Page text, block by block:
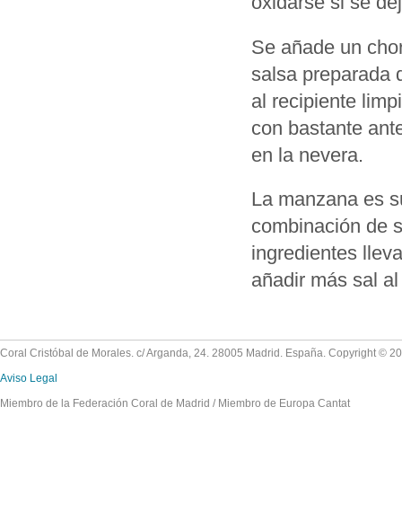
Se añade un
salsa preparada
al recipiente
con bastante
en la nevera.
La manzana es
combinación de
ingredientes
añadir más sal
Coral Cristóbal de Morales. c/ Arganda, 24. 28005 Madrid. España. Copyright ©
Aviso Legal
Miembro de la Federación Coral de Madrid / Miembro de Europa Cantat